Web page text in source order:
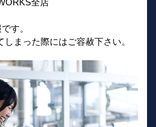
全店
す。
まった際にはご容赦下さい。